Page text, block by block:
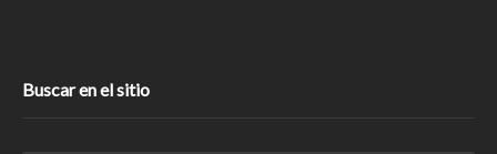
Buscar en el sitio